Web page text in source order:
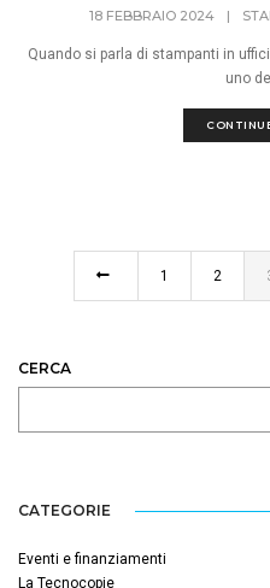
18 FEBBRAIO 2024 |
Quando si parla di stampanti in
uno
1 2
CERCA
CATEGORIE
Eventi e finanziamenti
La Tecnocopie